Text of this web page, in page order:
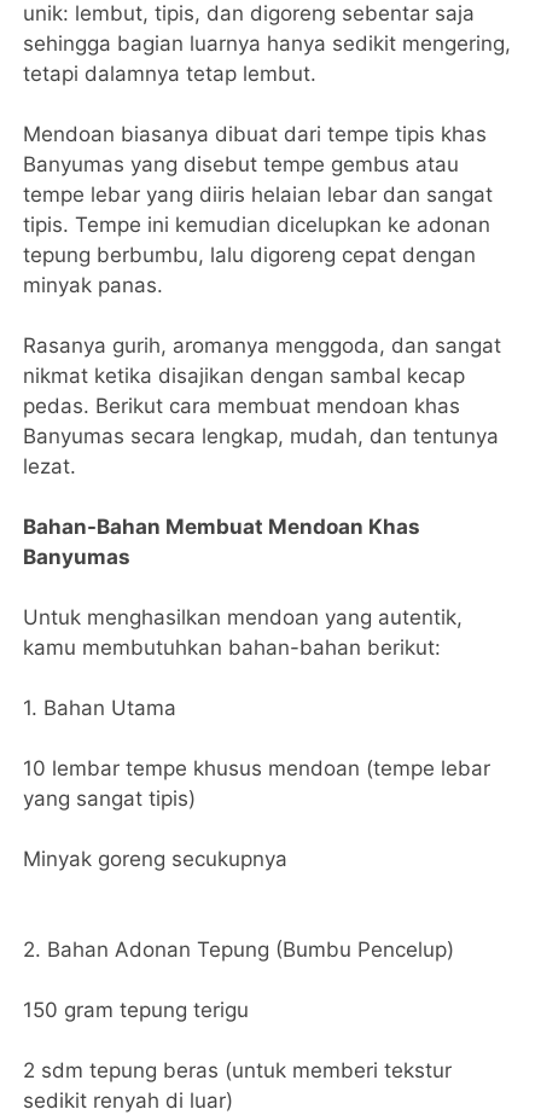
unik: lembut, tipis, dan digoreng sebentar saja
sehingga bagian luarnya hanya sedikit mengering,
tetapi dalamnya tetap lembut.
Mendoan biasanya dibuat dari tempe tipis khas
Banyumas yang disebut tempe gembus atau
tempe lebar yang diiris helaian lebar dan sangat
tipis. Tempe ini kemudian dicelupkan ke adonan
tepung berbumbu, lalu digoreng cepat dengan
minyak panas.
Rasanya gurih, aromanya menggoda, dan sangat
nikmat ketika disajikan dengan sambal kecap
pedas. Berikut cara membuat mendoan khas
Banyumas secara lengkap, mudah, dan tentunya
lezat.
Bahan-Bahan Membuat Mendoan Khas
Banyumas
Untuk menghasilkan mendoan yang autentik,
kamu membutuhkan bahan-bahan berikut:
1. Bahan Utama
10 lembar tempe khusus mendoan (tempe lebar
yang sangat tipis)
Minyak goreng secukupnya
2. Bahan Adonan Tepung (Bumbu Pencelup)
150 gram tepung terigu
2 sdm tepung beras (untuk memberi tekstur
sedikit renyah di luar)